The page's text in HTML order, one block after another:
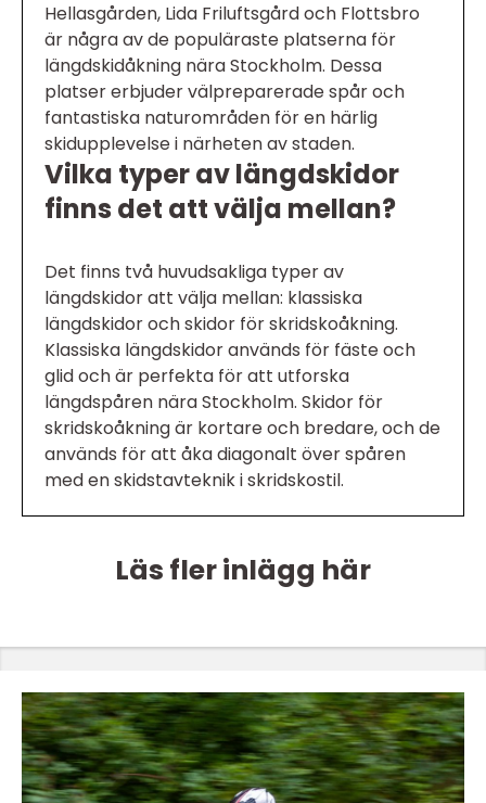
Hellasgården, Lida Friluftsgård och Flottsbro
är några av de populäraste platserna för
längdskidåkning nära Stockholm. Dessa
platser erbjuder välpreparerade spår och
fantastiska naturområden för en härlig
skidupplevelse i närheten av staden.
Vilka typer av längdskidor
finns det att välja mellan?
Det finns två huvudsakliga typer av
längdskidor att välja mellan: klassiska
längdskidor och skidor för skridskoåkning.
Klassiska längdskidor används för fäste och
glid och är perfekta för att utforska
längdspåren nära Stockholm. Skidor för
skridskoåkning är kortare och bredare, och de
används för att åka diagonalt över spåren
med en skidstavteknik i skridskostil.
Läs fler inlägg här